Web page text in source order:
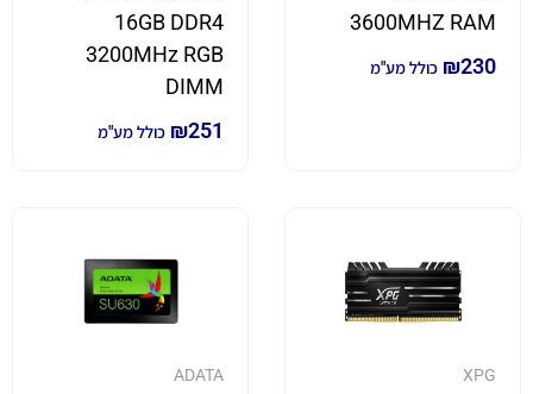
3600MHZ RAM
₪230 כולל מע"מ
16GB DDR4
3200MHz RGB
DIMM
₪251 כולל מע"מ
XPG
ADATA